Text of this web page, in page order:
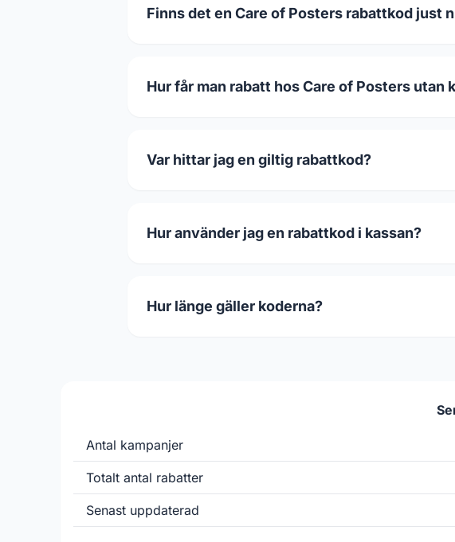
Finns det en Care of Posters rabattkod just
Hur får man rabatt hos Care of Posters utan
Var hittar jag en giltig rabattkod?
Hur använder jag en rabattkod i kassan?
Hur länge gäller koderna?
Antal kampanjer
Totalt antal rabatter
Senast uppdaterad